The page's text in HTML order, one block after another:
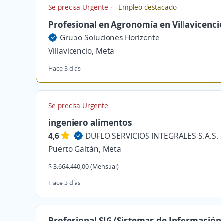
Se precisa Urgente Empleo destacado
Profesional en Agronomía en
Grupo Soluciones Horizonte
Villavicencio, Meta
Hace 3 días
Se precisa Urgente
ingeniero alimentos
4,6
DUFLO SERVICIOS INTEGRALES S.A.S.
Puerto Gaitán, Meta
$ 3.664.440,00 (Mensual)
Hace 3 días